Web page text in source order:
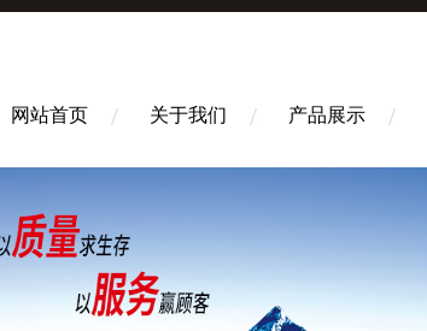
网站首页 关于我们 产品展示